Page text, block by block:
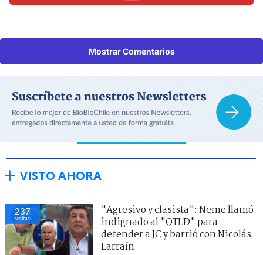
Mostrar Comentarios
VISTO AHORA
237
visitas
"Agresivo y clasista": Neme llamó
indignado al "QTLD" para
defender a JC y barrió con Nicolás
Larraín